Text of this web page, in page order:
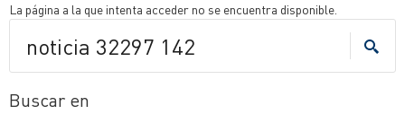
La página a la que intenta acceder no se encuentra disponible.
Buscar en